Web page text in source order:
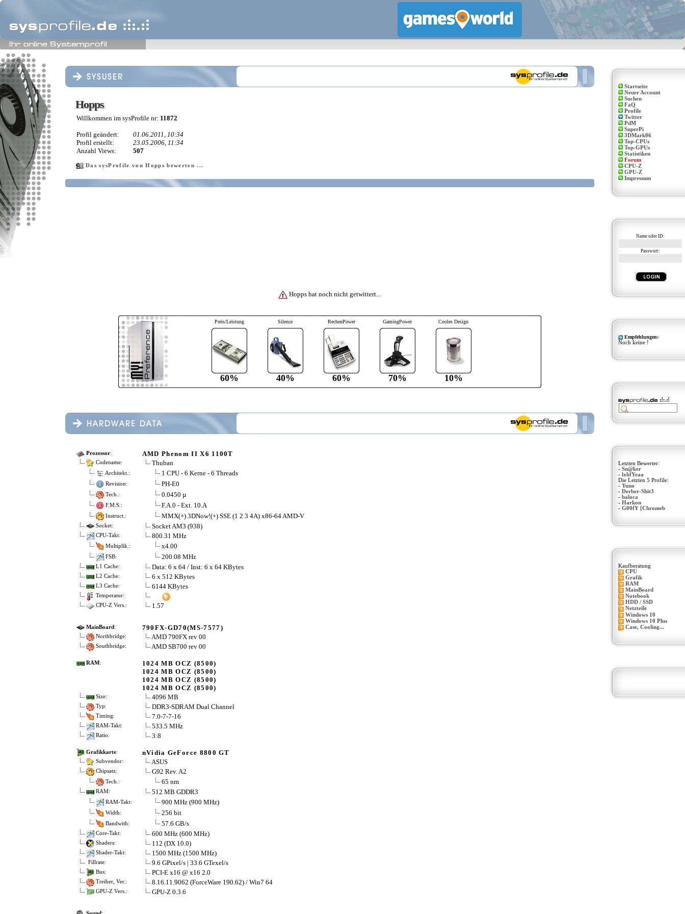
Hopps
Hopps
Willkommen im sysProfile nr: 11872
Profil geändert:
01.06.2011, 10:34
Profil erstellt:
23.05.2006, 11:34
Anzahl Views:
507
Das sysProfile von Hopps bewerten ...
Hopps hat noch nicht getwittert...
Preis/Leistung
60%
Silence
40%
RechenPower
60%
GamingPower
70%
Cooles Design
10%
Prozessor: AMD Phenom II X6 1100T
Codename: Thuban
Architekt.: 1 CPU - 6 Kerne - 6 Threads
Revision: PH-E0
Tech.: 0.0450 µ
F.M.S.: F.A.0 - Ext. 10.A
Instruct.: MMX(+) 3DNow!(+) SSE (1 2 3 4A) x86-64 AMD-V
Socket: Socket AM3 (938)
CPU-Takt: 800.31 MHz
Multiplik.: x4.00
FSB: 200.08 MHz
L1 Cache: Data: 6 x 64 / Inst: 6 x 64 KBytes
L2 Cache: 6 x 512 KBytes
L3 Cache: 6144 KBytes
Temperatur:
CPU-Z Vers.:
1.57
MainBoard: 790FX-GD70(MS-7577)
Northbridge: AMD 790FX rev 00
Southbridge: AMD SB700 rev 00
RAM:
1024 MB OCZ (8500)
1024 MB OCZ (8500)
1024 MB OCZ (8500)
1024 MB OCZ (8500)
Size: 4096 MB
Typ: DDR3-SDRAM Dual Channel
Timing: 7.0-7-7-16
RAM-Takt: 533.5 MHz
Ratio: 3:8
Grafikkarte: nVidia GeForce 8800 GT
Subvendor: ASUS
Chipsatz: G92 Rev. A2
Tech.: 65 nm
RAM: 512 MB GDDR3
RAM-Takt: 900 MHz (900 MHz)
Width: 256 bit
Bandwith: 57.6 GB/s
Core-Takt: 600 MHz (600 MHz)
Shaders: 112 (DX 10.0)
Shader-Takt: 1500 MHz (1500 MHz)
Fillrate: 9.6 GPixel/s | 33.6 GTexel/s
Bus: PCI-E x16 @ x16 2.0
Treiber, Ver.: 8.16.11.9062 (ForceWare 190.62) / Win7 64
GPU-Z Vers.: GPU-Z 0.3.6
Startseite
Neuer Account
Suchen
FaQ
Profile
Twitter
PdM
SuperPi
3DMark06
Top-CPUs
Top-GPUs
Statistiken
Forum
CPU-Z
GPU-Z
Impressum
Name oder ID:
Passwort:
Empfehlungen:
Noch keine !
Letzten Bewerter:
- Sn@ker
- lxbfYeaa
Die Letzten 5 Profile:
- Yuno
- Derber-Shit3
- baloca
- Harkon
- G00fY [Chromeb
Kaufberatung
CPU
Grafik
RAM
MainBoard
Notebook
HDD / SSD
Netzteile
Windows 10
Windows 10 Plus
Case, Cooling...